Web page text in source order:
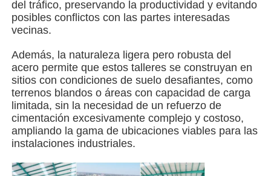
El depósito de estructuras de acero
Estructura de acero pesada
Puente de estructura de acero
Oficina de estructura de acero
Casa de aves de corral de estructura de acero
del tráfico, preservando la productividad y evitando
posibles conflictos con las partes interesadas
vecinas.
Además, la naturaleza ligera pero robusta del
acero permite que estos talleres se construyan en
sitios con condiciones de suelo desafiantes, como
terrenos blandos o áreas con capacidad de carga
limitada, sin la necesidad de un refuerzo de
cimentación excesivamente complejo y costoso,
ampliando la gama de ubicaciones viables para las
instalaciones industriales.